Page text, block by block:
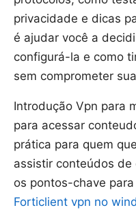
privacidade e dicas
é ajudar você a
configurá-la e como
sem comprometer
Introdução Vpn para
para acessar
prática para quem
assistir conteúdos
os pontos-chave
Forticlient vpn no